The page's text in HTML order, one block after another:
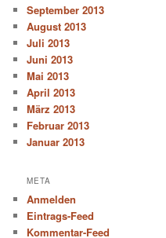
September 2013
August 2013
Juli 2013
Juni 2013
Mai 2013
April 2013
März 2013
Februar 2013
Januar 2013
META
Anmelden
Eintrags-Feed
Kommentar-Feed